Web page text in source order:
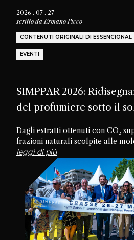
2026 . 07 . 27
scritto daErmano Picco
CONTENUTI ORIGINALI DI ESSENCIONAL
EVENTI
SIMPPAR 2026:
del profumiere sotto il
Dagli estratti ottenuti con CO₂
frazioni naturali scolpite alle
futuro, passando per materiali
commestibili, la diciannovesima
rivelato un’industria che sta
creativo nascosto all’interno
leggi di più